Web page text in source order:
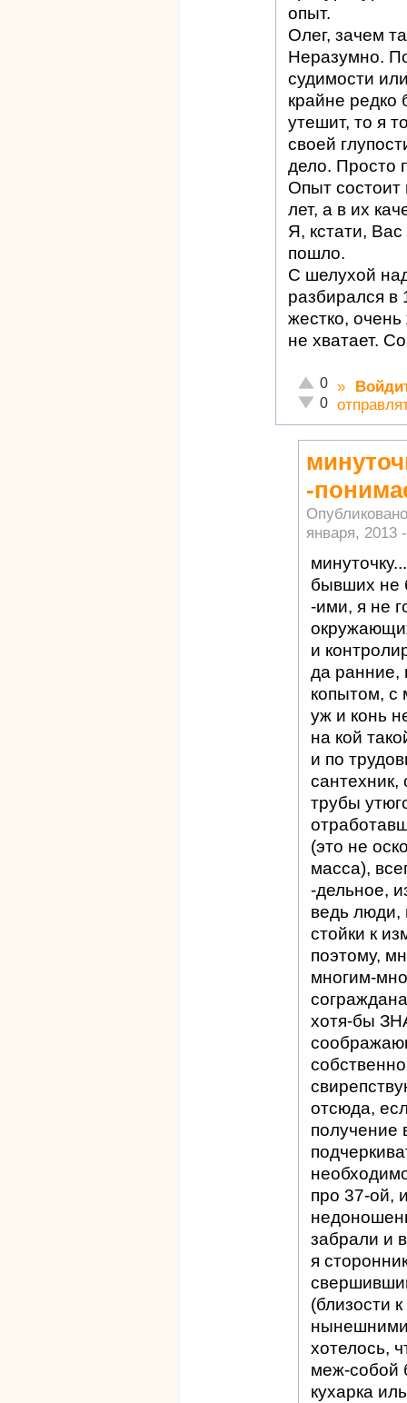
опыт.
Олег, зачем
Неразумно.
судимости
крайне редко
утешит, то я
своей
дело. Просто
Опыт состоит
лет, а в их
Я, кстати,
пошло.
С шелухой
разбирался в
жестко,
не хватает.
Отлично!
0
Неадекватно!
0
»
-
января, 2013
бывших не
-ими, я не
и
да ранние,
копытом, с
уж и конь
на кой
и по
сантехник,
трубы
(это не
масса),
-дельное,
ведь люди,
стойки к
поэтому,
многим-
хотя-бы
отсюда,
получение
про 37-ой,
забрали и
я
(близости
хотелось,
меж-собой
кухарка